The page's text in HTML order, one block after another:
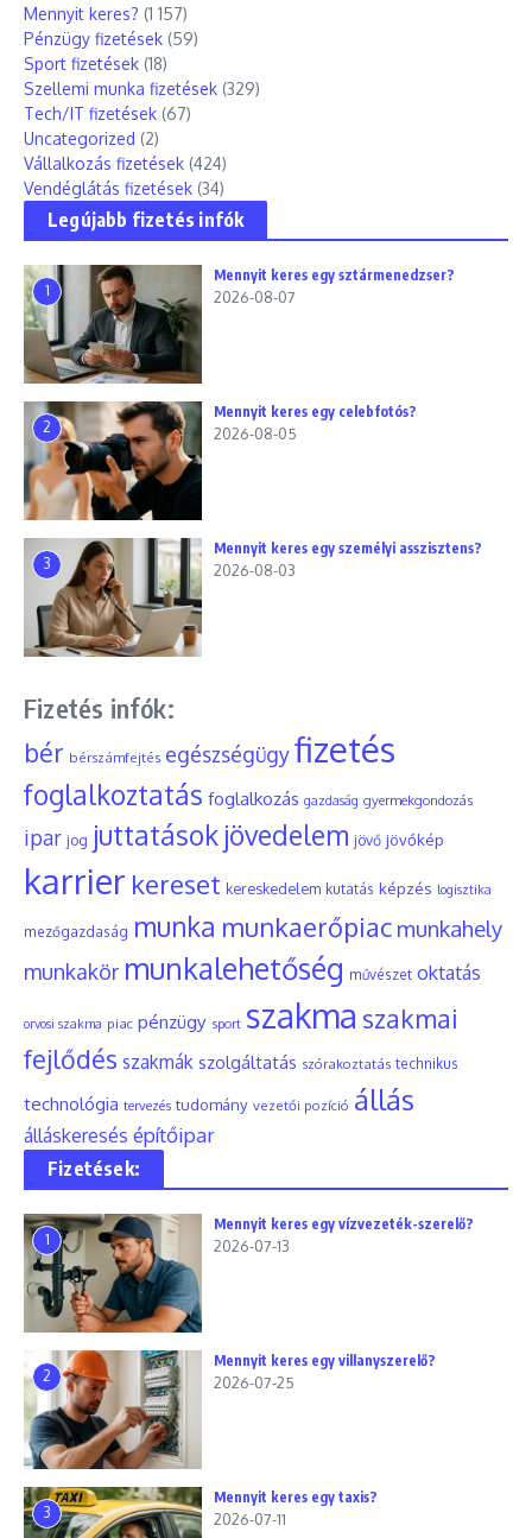
Mennyit keres? (1 157)
Pénzügy fizetések (59)
Sport fizetések (18)
Szellemi munka fizetések (329)
Tech/IT fizetések (67)
Uncategorized (2)
Vállalkozás fizetések (424)
Vendéglátás fizetések (34)
Legújabb fizetés infók
1
Mennyit keres egy sztármenedzser?
2026-08-07
2
Mennyit keres egy celebfotós?
2026-08-05
3
Mennyit keres egy személyi asszisztens?
2026-08-03
Fizetés infók:
bér bérszámfejtés egészségügyfizetés
foglalkoztatás foglalkozás gazdaság gyermekgondozás
ipar jog juttatások jövedelem jövő jövőkép
karrier kereset kereskedelem kutatás képzés logisztika
mezőgazdaság munka munkaerőpiac munkahely
munkakör munkalehetőség művészet oktatás
orvosi szakma piac pénzügy sport szakma szakmai
fejlődés szakmák szolgáltatás szórakoztatás technikus
technológia tervezés tudomány vezetői pozíció állás
álláskeresés építőipar
Fizetések:
1
Mennyit keres egy vízvezeték-szerelő?
2026-07-13
2
Mennyit keres egy villanyszerelő?
2026-07-25
3
Mennyit keres egy taxis?
2026-07-11